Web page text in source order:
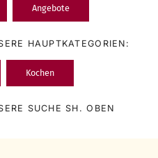
Angebote
HAUPTKATEGORIEN:
Kochen
SUCHE SH. OBEN